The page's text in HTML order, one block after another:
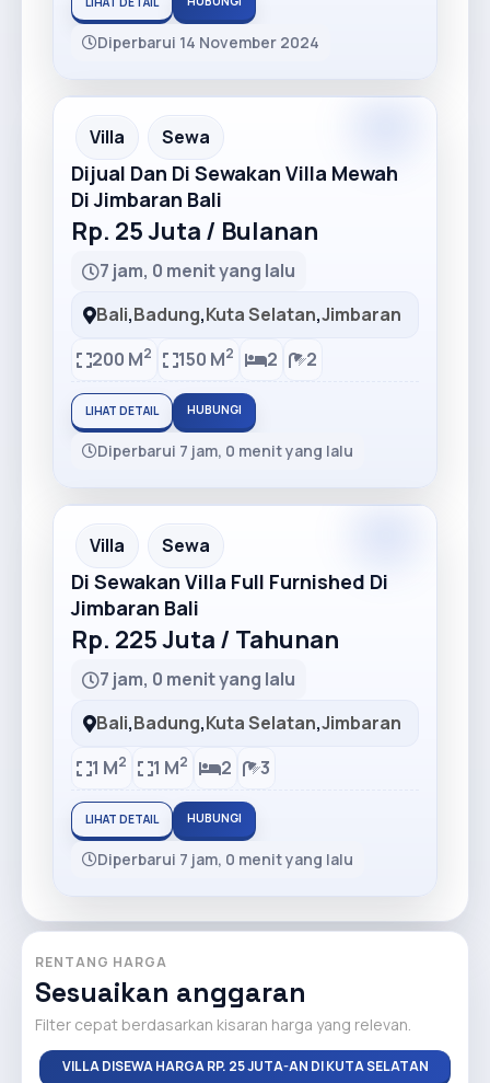
Diperbarui 14 November 2024
Recommended
Villa Sewa
Dijual Dan Di Sewakan Villa Mewah
Di Jimbaran Bali
Rp. 25 Juta / Bulanan
7 jam, 0 menit yang lalu
Bali,Badung,Kuta Selatan,Jimbaran
200 M2 150 M2 2 2
LIHAT DETAIL HUBUNGI
Diperbarui 7 jam, 0 menit yang lalu
Villa Sewa
Di Sewakan Villa Full Furnished Di
Jimbaran Bali
Rp. 225 Juta / Tahunan
7 jam, 0 menit yang lalu
Bali,Badung,Kuta Selatan,Jimbaran
1 M2 1 M2 2 3
LIHAT DETAIL HUBUNGI
Diperbarui 7 jam, 0 menit yang lalu
RENTANG HARGA
Sesuaikan anggaran
Filter cepat berdasarkan kisaran harga yang relevan.
VILLA DISEWA HARGA RP. 25 JUTA-AN DI KUTA SELATAN